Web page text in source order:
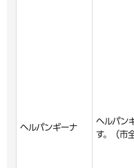
ヘルパンギーナ
ヘルパン
す。（市